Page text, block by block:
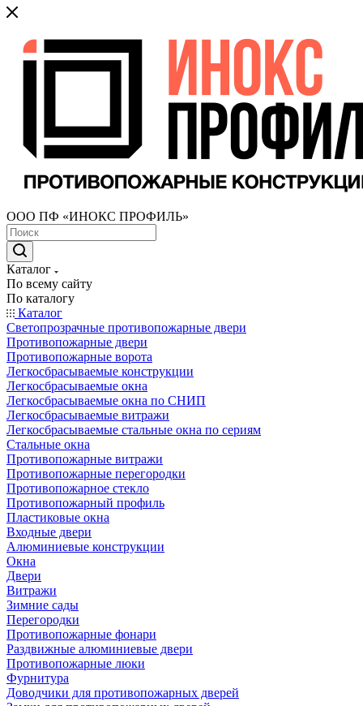
ООО ПФ «ИНОКС ПРОФИЛЬ»
Каталог
По всему сайту
По каталогу
Каталог
Светопрозрачные противопожарные двери
Противопожарные двери
Противопожарные ворота
Легкосбрасываемые конструкции
Легкосбрасываемые окна
Легкосбрасываемые окна по СНИП
Легкосбрасываемые витражи
Легкосбрасываемые стальные окна по сериям
Стальные окна
Противопожарные витражи
Противопожарные перегородки
Противопожарное стекло
Противопожарный профиль
Пластиковые окна
Входные двери
Алюминиевые конструкции
Окна
Двери
Витражи
Зимние сады
Перегородки
Противопожарные фонари
Раздвижные алюминиевые двери
Противопожарные люки
Фурнитура
Доводчики для противопожарных дверей